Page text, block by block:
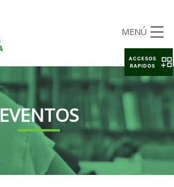
MENÚ
EVENTOS
ACCESOS
RAPIDOS